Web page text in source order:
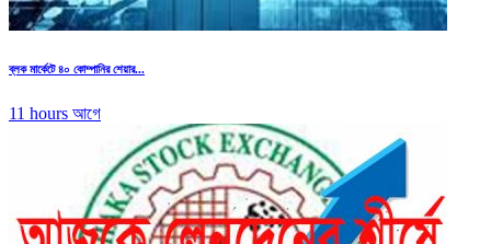
ব্লক মার্কেটে ৪০ কোম্পানির শেয়ার...
11 hours আগে